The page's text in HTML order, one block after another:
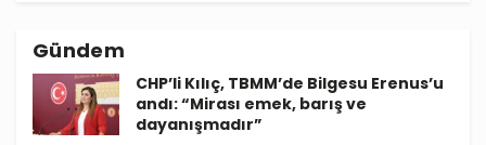
Gündem
CHP’li Kılıç, TBMM’de Bilgesu Erenus’u
andı: “Mirası emek, barış ve
dayanışmadır”